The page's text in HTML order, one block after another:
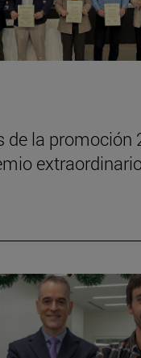
de la promoción